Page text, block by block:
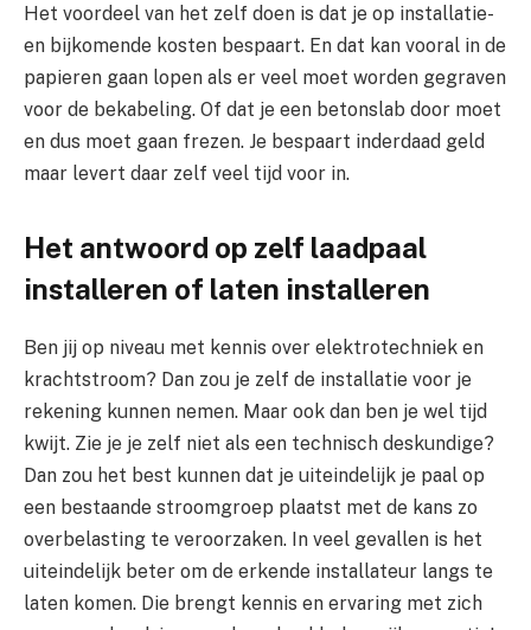
Het voordeel van het zelf doen is dat je op installatie-
en bijkomende kosten bespaart. En dat kan vooral in de
papieren gaan lopen als er veel moet worden gegraven
voor de bekabeling. Of dat je een betonslab door moet
en dus moet gaan frezen. Je bespaart inderdaad geld
maar levert daar zelf veel tijd voor in.
Het antwoord op zelf laadpaal
installeren of laten installeren
Ben jij op niveau met kennis over elektrotechniek en
krachtstroom? Dan zou je zelf de installatie voor je
rekening kunnen nemen. Maar ook dan ben je wel tijd
kwijt. Zie je je zelf niet als een technisch deskundige?
Dan zou het best kunnen dat je uiteindelijk je paal op
een bestaande stroomgroep plaatst met de kans zo
overbelasting te veroorzaken. In veel gevallen is het
uiteindelijk beter om de erkende installateur langs te
laten komen. Die brengt kennis en ervaring met zich